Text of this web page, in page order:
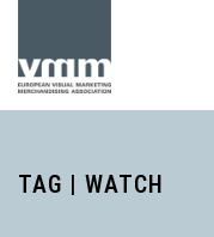
TAG | WATCH